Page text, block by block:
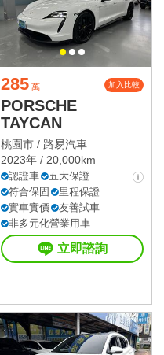
285 萬 加入比較
PORSCHE
TAYCAN
桃園市 / 路易汽車
2023年 / 20,000km
認證車
五大保證
符合保固
里程保證
實車實價
友善試車
非多元化營業用車
立即諮詢